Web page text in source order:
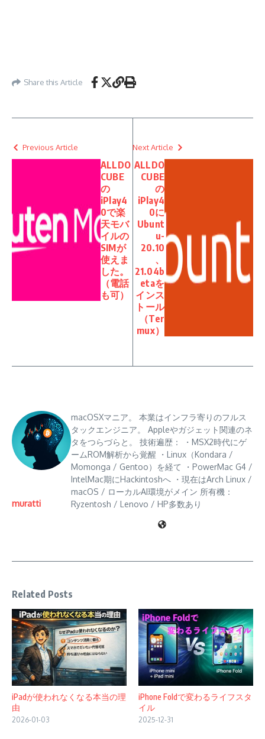
Share this Article
Previous Article
ALLDO
CUBE
の
iPlay4
0で楽
天モバ
イルの
SIMが
使えま
した。
（電話
も可）
Next Article
ALLDO
CUBE
の
iPlay4
0に
Ubunt
u-
20.10
、
21.04b
etaを
インス
トール
（Ter
mux）
muratti
macOSXマニア。 本業はインフラ寄りのフルス
タックエンジニア。 Appleやガジェット関連のネ
タをつらづらと。 技術遍歴： ・MSX2時代にゲ
ームROM解析から覚醒 ・Linux（Kondara /
Momonga / Gentoo）を経て ・PowerMac G4 /
IntelMac期にHackintoshへ ・現在はArch Linux /
macOS / ローカルAI環境がメイン 所有機：
Ryzentosh / Lenovo / HP多数あり
Related Posts
iPadが使われなくなる本当の理
由
2026-01-03
iPhone Foldで変わるライフスタ
イル
2025-12-31